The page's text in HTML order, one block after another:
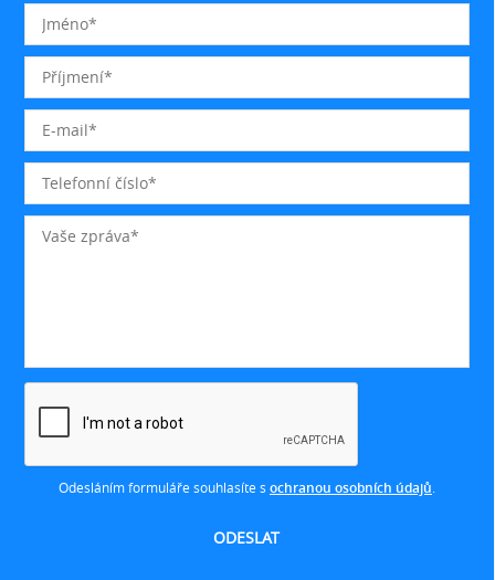
Odesláním formuláře souhlasíte s ochranou osobních údajů